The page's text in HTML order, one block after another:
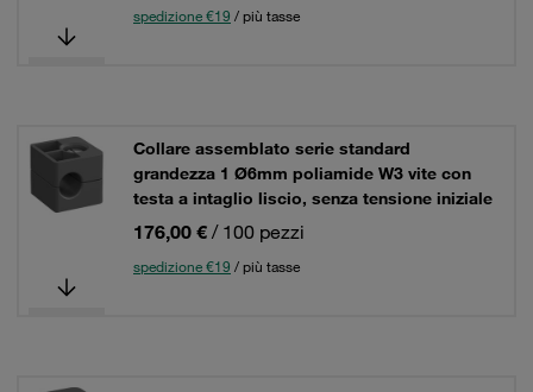
spedizione €19 / più tasse
Collare assemblato serie standard
grandezza 1 Ø6mm poliamide W3 vite con
testa a intaglio liscio, senza tensione iniziale
176,00 € / 100 pezzi
spedizione €19 / più tasse